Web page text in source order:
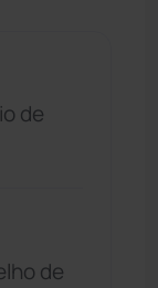
de
de